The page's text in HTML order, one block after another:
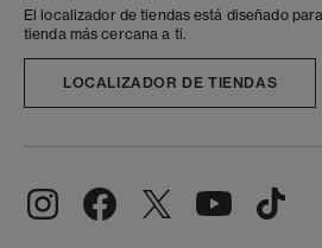
El localizador de tiendas está diseñado
tienda más cercana a ti.
LOCALIZADOR DE TIENDAS